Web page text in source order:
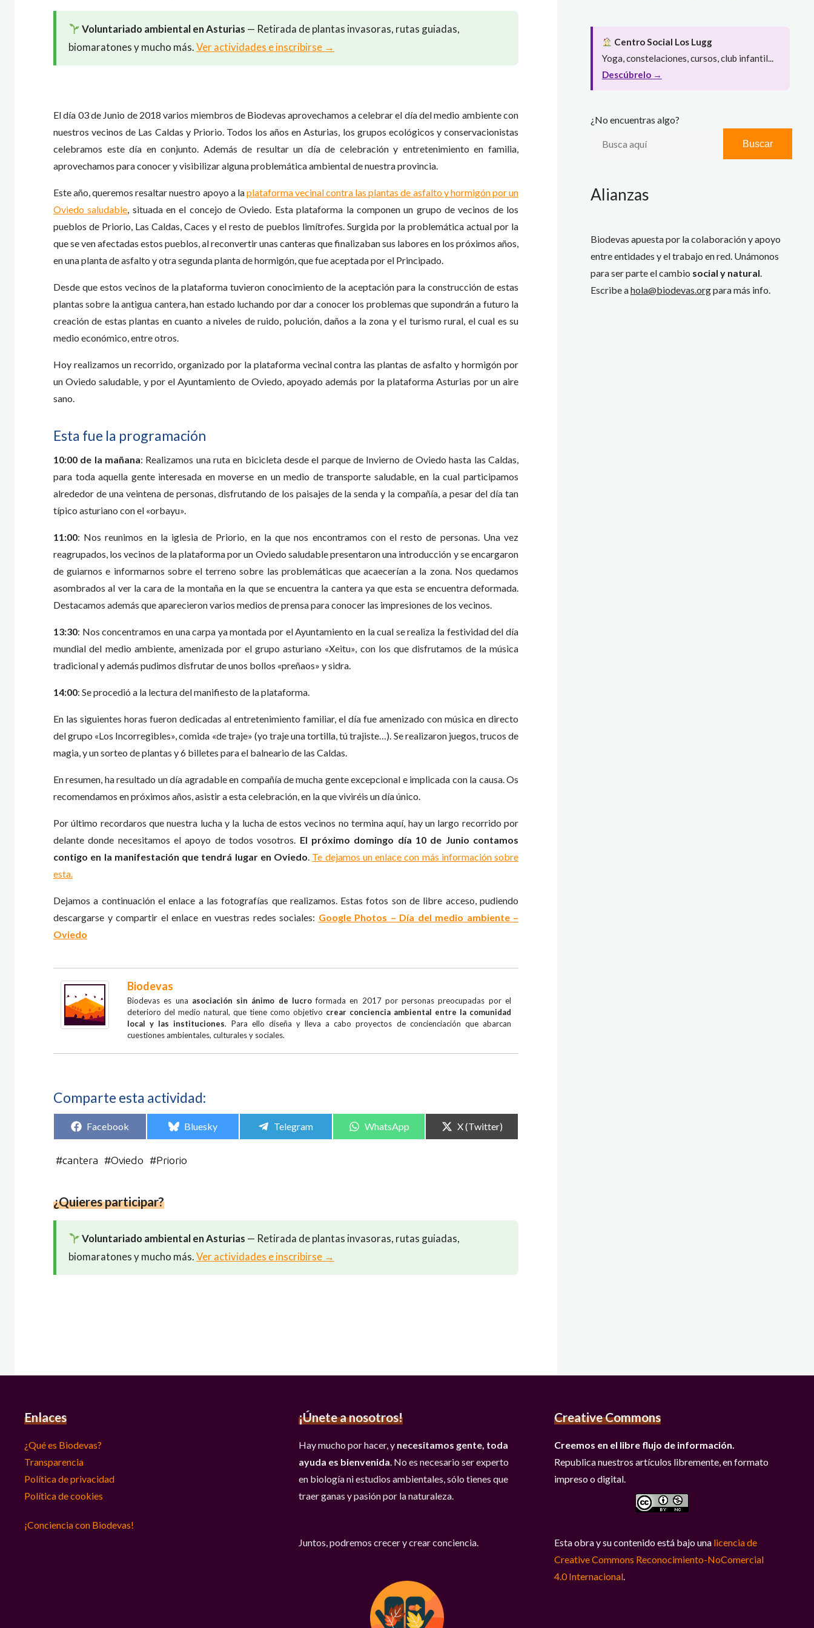
Voluntariado ambiental en Asturias — Retirada de plantas invasoras, rutas guiadas,
biomaratones y mucho más.Ver actividades e inscribirse →
El día 03 de Junio de 2018 varios miembros de Biodevas aprovechamos a celebrar el día del medio ambiente con
nuestros vecinos de Las Caldas y Priorio. Todos los años en Asturias, los grupos ecológicos y conservacionistas
celebramos este día en conjunto. Además de resultar un día de celebración y entretenimiento en familia,
aprovechamos para conocer y visibilizar alguna problemática ambiental de nuestra provincia.
Este año, queremos resaltar nuestro apoyo a laplataforma vecinal contra las plantas de asfalto y hormigón por un
Oviedo saludable , situada en el concejo de Oviedo. Esta plataforma la componen un grupo de vecinos de los
pueblos de Priorio, Las Caldas, Caces y el resto de pueblos limítrofes. Surgida por la problemática actual por la
que se ven afectadas estos pueblos, al reconvertir unas canteras que finalizaban sus labores en los próximos años,
en una planta de asfalto y otra segunda planta de hormigón, que fue aceptada por el Principado.
Desde que estos vecinos de la plataforma tuvieron conocimiento de la aceptación para la construcción de estas
plantas sobre la antigua cantera, han estado luchando por dar a conocer los problemas que supondrán a futuro la
creación de estas plantas en cuanto a niveles de ruido, polución, daños a la zona y el turismo rural, el cual es su
medio económico, entre otros.
Hoy realizamos un recorrido, organizado por la plataforma vecinal contra las plantas de asfalto y hormigón por
un Oviedo saludable, y por el Ayuntamiento de Oviedo, apoyado además por la plataforma Asturias por un aire
sano.
Esta fue la programación
10:00 de la mañana: Realizamos una ruta en bicicleta desde el parque de Invierno de Oviedo hasta las Caldas,
para toda aquella gente interesada en moverse en un medio de transporte saludable, en la cual participamos
alrededor de una veintena de personas, disfrutando de los paisajes de la senda y la compañía, a pesar del día tan
típico asturiano con el «orbayu».
11:00: Nos reunimos en la iglesia de Priorio, en la que nos encontramos con el resto de personas. Una vez
reagrupados, los vecinos de la plataforma por un Oviedo saludable presentaron una introducción y se encargaron
de guiarnos e informarnos sobre el terreno sobre las problemáticas que acaecerían a la zona. Nos quedamos
asombrados al ver la cara de la montaña en la que se encuentra la cantera ya que esta se encuentra deformada.
Destacamos además que aparecieron varios medios de prensa para conocer las impresiones de los vecinos.
13:30: Nos concentramos en una carpa ya montada por el Ayuntamiento en la cual se realiza la festividad del día
mundial del medio ambiente, amenizada por el grupo asturiano «Xeitu», con los que disfrutamos de la música
tradicional y además pudimos disfrutar de unos bollos «preñaos» y sidra.
14:00: Se procedió a la lectura del manifiesto de la plataforma.
En las siguientes horas fueron dedicadas al entretenimiento familiar, el día fue amenizado con música en directo
del grupo «Los Incorregibles», comida «de traje» (yo traje una tortilla, tú trajiste…). Se realizaron juegos, trucos de
magia, y un sorteo de plantas y 6 billetes para el balneario de las Caldas.
En resumen, ha resultado un día agradable en compañía de mucha gente excepcional e implicada con la causa. Os
recomendamos en próximos años, asistir a esta celebración, en la que viviréis un día único.
Por último recordaros que nuestra lucha y la lucha de estos vecinos no termina aquí, hay un largo recorrido por
delante donde necesitamos el apoyo de todos vosotros. El próximo domingo día 10 de Junio contamos
contigo en la manifestación que tendrá lugar en Oviedo Te dejamos un enlace con más información sobre
esta.
Dejamos a continuación el enlace a las fotografías que realizamos. Estas fotos son de libre acceso, pudiendo
descargarse y compartir el enlace en vuestras redes sociales: Google Photos – Día del medio ambiente –
Oviedo
Biodevas
Biodevas es una asociación sin ánimo de lucroformada en 2017 por personas preocupadas por el
deterioro del medio natural, que tiene como objetivo crear conciencia ambiental entre la comunidad
local y las instituciones. Para ello diseña y lleva a cabo proyectos de concienciación que abarcan
cuestiones ambientales, culturales y sociales.
Comparte esta actividad:
Compartir
Facebook
Compartir
Bluesky
Compartir
Telegram
Compartir
WhatsApp
Compartir
X (Twitter)
#cantera #Oviedo #Priorio
¿Quieres participar?
Voluntariado ambiental en Asturias — Retirada de plantas invasoras, rutas guiadas,
biomaratones y mucho más.Ver actividades e inscribirse →
Centro Social Los Lugg
Yoga, constelaciones, cursos, club infantil...
Descúbrelo →
¿No encuentras algo?
Buscar
Alianzas
Biodevas apuesta por la colaboración y apoyo
entre entidades y el trabajo en red. Unámonos
para ser parte el cambio social y natural
Escribe ahola@biodevas.orgpara más info.
Enlaces
¿Qué es Biodevas?
Transparencia
Política de privacidad
Política de cookies
¡Conciencia con Biodevas!
¡Únete a nosotros!
Hay mucho por hacer, y necesitamos gente, toda
ayuda es bienvenida. No es necesario ser experto
en biología ni estudios ambientales, sólo tienes que
traer ganas y pasión por la naturaleza.
Juntos, podremos crecer y crear conciencia.
Creative Commons
Creemos en el libre flujo de información.
Republica nuestros artículos libremente, en formato
impreso o digital.
Esta obra y su contenido está bajo una licencia de
Creative Commons Reconocimiento-NoComercial
4.0 Internacional.